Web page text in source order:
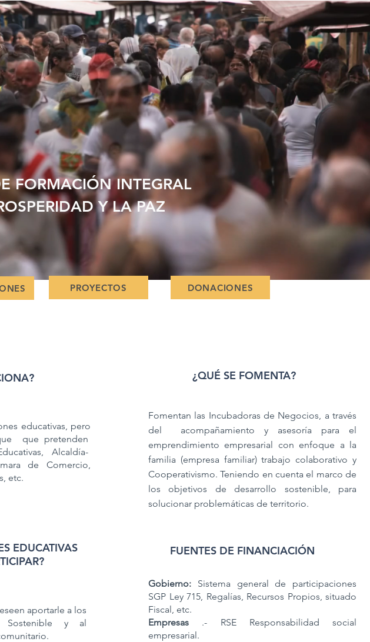
Y LA PAZ
FORMACIÓN INTEGRAL
PROYECTOS DONACIONES
educativas, pero
que pretenden
Alcaldía-
de Comercio,
etc.
EDUCATIVAS
aportarle a los
Sostenible y al
¿QUÉ SE FOMENTA?
Fomentan las Incubadoras de Negocios, a través
del acompañamiento y asesoría para el
emprendimiento empresarial con enfoque a la
familia (empresa familiar) trabajo colaborativo y
Cooperativismo. Teniendo en cuenta el marco de
los objetivos de desarrollo sostenible, para
solucionar problemáticas de territorio.
FUENTES DE FINANCIACIÓN
Gobierno: Sistema general de participaciones
SGP Ley 715, Regalías, Recursos Propios, situado
Fiscal, etc.
Empresas .- RSE Responsabilidad social
empresarial.